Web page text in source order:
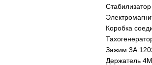
Коробка
Зажим
Держатель